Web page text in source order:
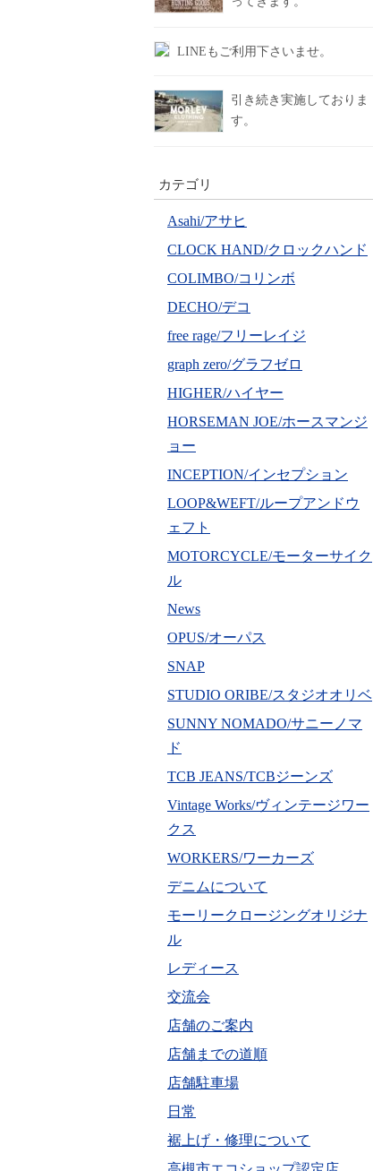
LINEもご利用下さいませ。
引き続き実施しておりま
す。
カテゴリ
Asahi/アサヒ
CLOCK HAND/クロックハンド
COLIMBO/コリンボ
DECHO/デコ
free rage/フリーレイジ
graph zero/グラフゼロ
HIGHER/ハイヤー
HORSEMAN JOE/ホースマンジ
ョー
INCEPTION/インセプション
LOOP&WEFT/ループアンドウ
ェフト
MOTORCYCLE/モーターサイク
ル
News
OPUS/オーパス
SNAP
STUDIO ORIBE/スタジオオリベ
SUNNY NOMADO/サニーノマ
ド
TCB JEANS/TCBジーンズ
Vintage Works/ヴィンテージワー
クス
WORKERS/ワーカーズ
デニムについて
モーリークロージングオリジナ
ル
レディース
交流会
店舗のご案内
店舗までの道順
店舗駐車場
日常
裾上げ・修理について